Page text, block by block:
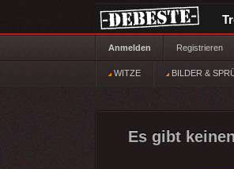
Anmelden Registrieren
WITZE BILDER &
Es gibt